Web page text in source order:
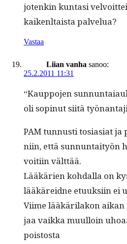
jotenkin kun­tasi
kaikenl­taista palvelua?
Vastaa
Liian vanha sanoo:
25.2.2011 11:31
“Kaup­po­jen
oli sopin­ut siitä
PAM tun­nusti tosi­asi­at
niin, että sun­nun­taityön
voiti­in välttää.
Lääkärien kohdal­la on
lääkärei­dne etuuk­si­in ei
Viime lääkäri­lakon
jaa vaik­ka muul­loin
poistosta